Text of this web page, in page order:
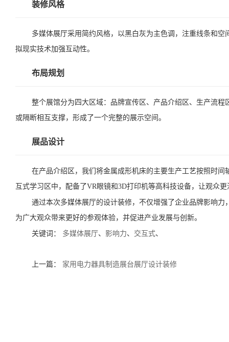
装修风格
多媒体展厅采用简约风格，以黑白灰为主色调，注重线条和
拟现实技术加强互动性。
布局规划
整个展馆分为四大区域：品牌宣传区、产品介绍区、生产流
或隔断相互支撑，形成了一个完整的展示空间。
展品设计
在产品介绍区，我们将金属成形机床的主要生产工艺按照时
互式学习区中，配备了VR眼镜和3D打印机等高科技设备，让观众
通过本次多媒体展厅的设计装修，不仅增强了企业品牌影响
为广大观众带来更好的参观体验，并促进产业发展与创新。
关键词： 多媒体展厅、 影响力、 交互式、
上一篇： 家用电力器具制造展台展厅设计装修